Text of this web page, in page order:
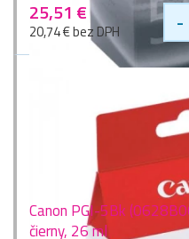
25,51 €
20,74 € bez DPH -
Canon PGI-5Bk
čierny, 26 ml